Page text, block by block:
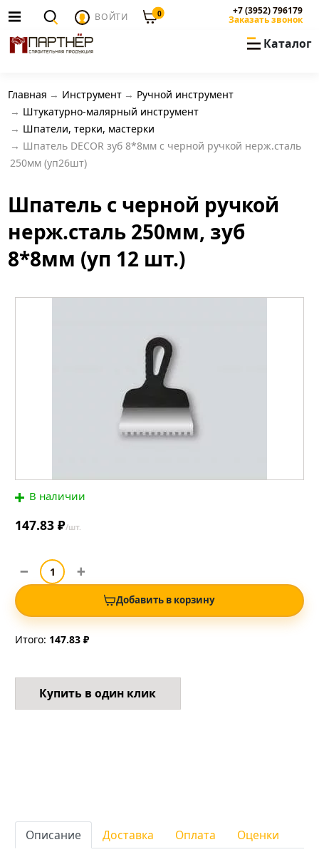
ВОЙТИ 0 +7 (3952) 796179
Заказать звонок
Каталог
Главная Инструмент
Ручной инструмент
Штукатурно-малярный инструмент
Шпатели, терки, мастерки
Шпатель DECOR зуб 8*8мм с черной ручкой нерж.сталь
250мм (уп26шт)
Шпатель с черной ручкой
нерж.сталь 250мм, зуб
8*8мм (уп 12 шт.)
В наличии
147.83 ₽/шт.
Добавить в корзину
Итого: 147.83 ₽
Купить в один клик
Описание Доставка Оплата Оценки